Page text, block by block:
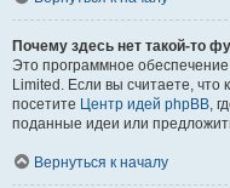
Почему здесь нет такой-то
Это программное
Limited. Если вы считаете,
посетите Центр идей phpBB,
поданные идеи или
Вернуться к началу